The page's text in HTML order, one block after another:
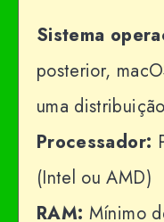
Sistema
posterior,
uma
Processador:
(Intel ou AMD)
RAM: Mínimo